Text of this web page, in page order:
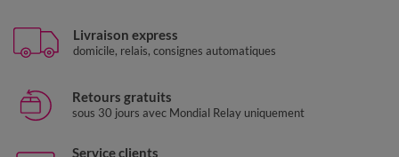
Livraison express
domicile, relais, consignes automatiques
Retours gratuits
sous 30 jours avec Mondial Relay uniquement
Service clients